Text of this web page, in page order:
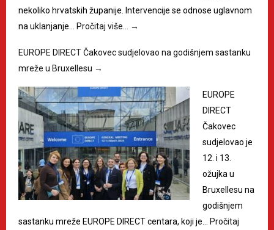
nekoliko hrvatskih županije. Intervencije se odnose uglavnom
na uklanjanje…
Pročitaj više… →
EUROPE DIRECT Čakovec sudjelovao na godišnjem sastanku
mreže u Bruxellesu →
EUROPE
DIRECT
Čakovec
sudjelovao je
12. i 13.
ožujka u
Bruxellesu na
godišnjem
sastanku mreže EUROPE DIRECT centara, koji je…
Pročitaj